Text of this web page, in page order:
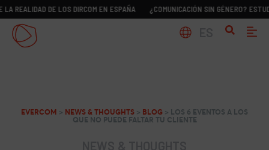
DE LOS DIRCOM EN ESPAÑA ¿COMUNICACIÓN SIN GÉNERO? ESTUDIO
EVERCOM > NEWS & THOUGHTS > BLOG > LOS 6 EVENTOS A LOS
QUE NO PUEDE FALTAR TU CLIENTE